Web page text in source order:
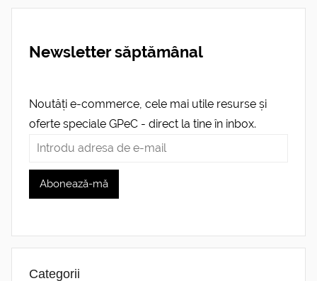
Newsletter săptămânal
Noutăți e-commerce, cele mai utile resurse și
oferte speciale GPeC - direct la tine în inbox.
Categorii